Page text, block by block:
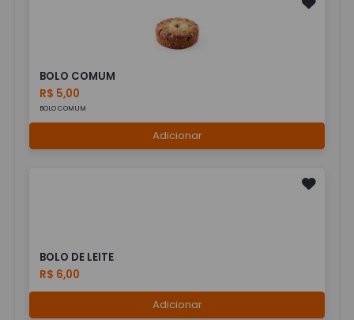
BOLO COMUM
R$ 5,00
BOLO COMUM
Adicionar
BOLO DE LEITE
R$ 6,00
Adicionar